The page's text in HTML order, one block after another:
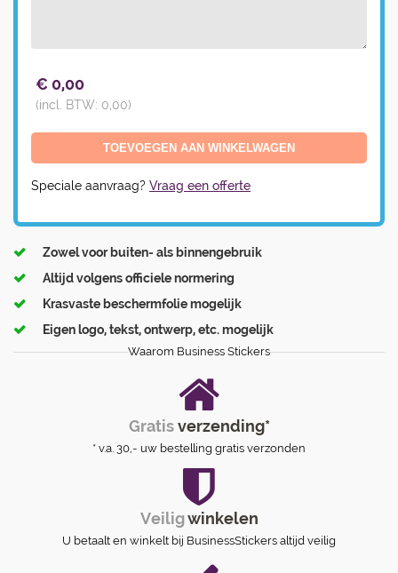
€ 0,00
(incl. BTW: 0,00)
Speciale aanvraag? Vraag een offerte
Zowel voor buiten- als binnengebruik
Altijd volgens officiele normering
Krasvaste beschermfolie mogelijk
Eigen logo, tekst, ontwerp, etc. mogelijk
Waarom Business Stickers
Gratisverzending*
* v.a. 30,- uw bestelling gratis verzonden
Veiligwinkelen
U betaalt en winkelt bij BusinessStickers altijd veilig